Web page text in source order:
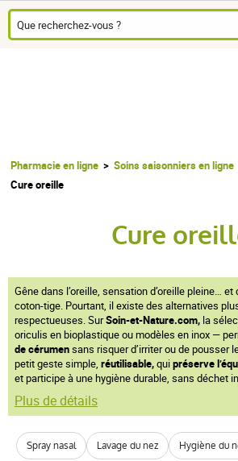
Pharmacie en ligne Soins saisonniers en ligne
Cure oreille
Cure
Gêne dans l’oreille, sensation d’oreille pleine… et
coton-tige. Pourtant, il existe des alternatives
respectueuses. SurSoin-et-Nature.com, la
oriculis en bioplastique ou modèles en inox —
de cérumensans risquer d’irriter ou de pousser
petit geste simple, réutilisable,quipréserve
et participe à une hygiène durable, sans déchet
Plus de détails
Spray nasal Lavage du nez Hygiène du